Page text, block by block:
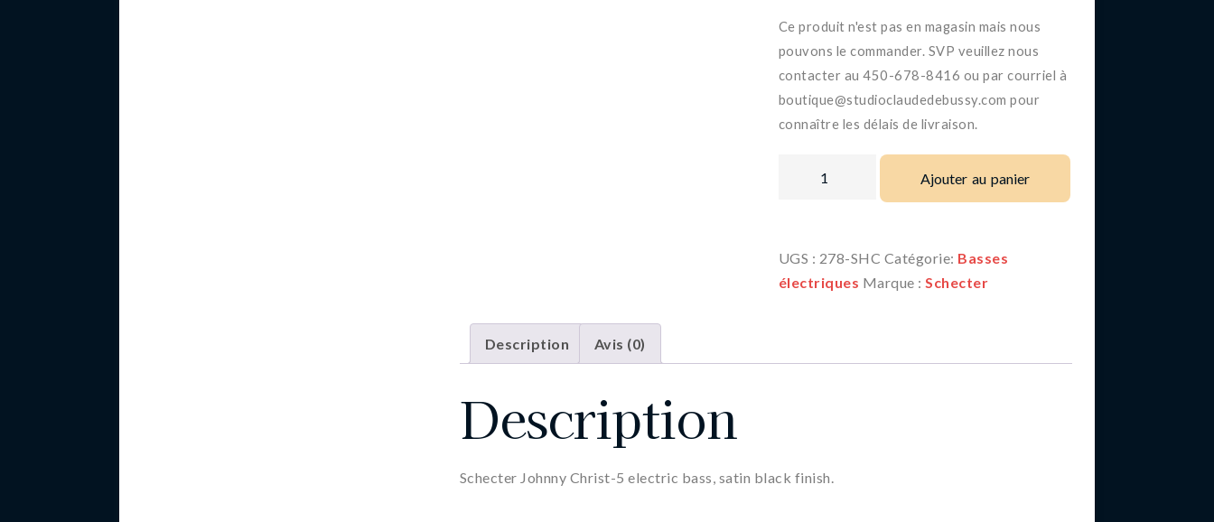
Ce produit n'est pas en magasin mais nous
pouvons le commander. SVP veuillez nous
contacter au 450-678-8416 ou par courriel à
boutique@studioclaudedebussy.com pour
connaître les délais de livraison.
Ajouter au panier
UGS : 278-SHC Catégorie: Basses
électriques Marque :Schecter
Description Avis (0)
Description
Schecter Johnny Christ-5 electric bass, satin black finish.